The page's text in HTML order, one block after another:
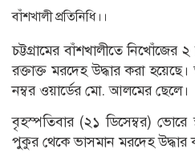
বাঁশখালী প্রতিনিধি।।
চট্টগ্রামের বাঁশখালীতে
রক্তাক্ত মরদেহ উদ্ধার করা
নম্বর ওয়ার্ডের মো. আলমের ছেলে।
বৃহস্পতিবার (২১ ডিসেম্বর)
পুকুর থেকে ভাসমান মরদেহ উদ্ধার